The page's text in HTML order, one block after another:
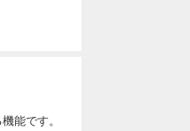
能です。